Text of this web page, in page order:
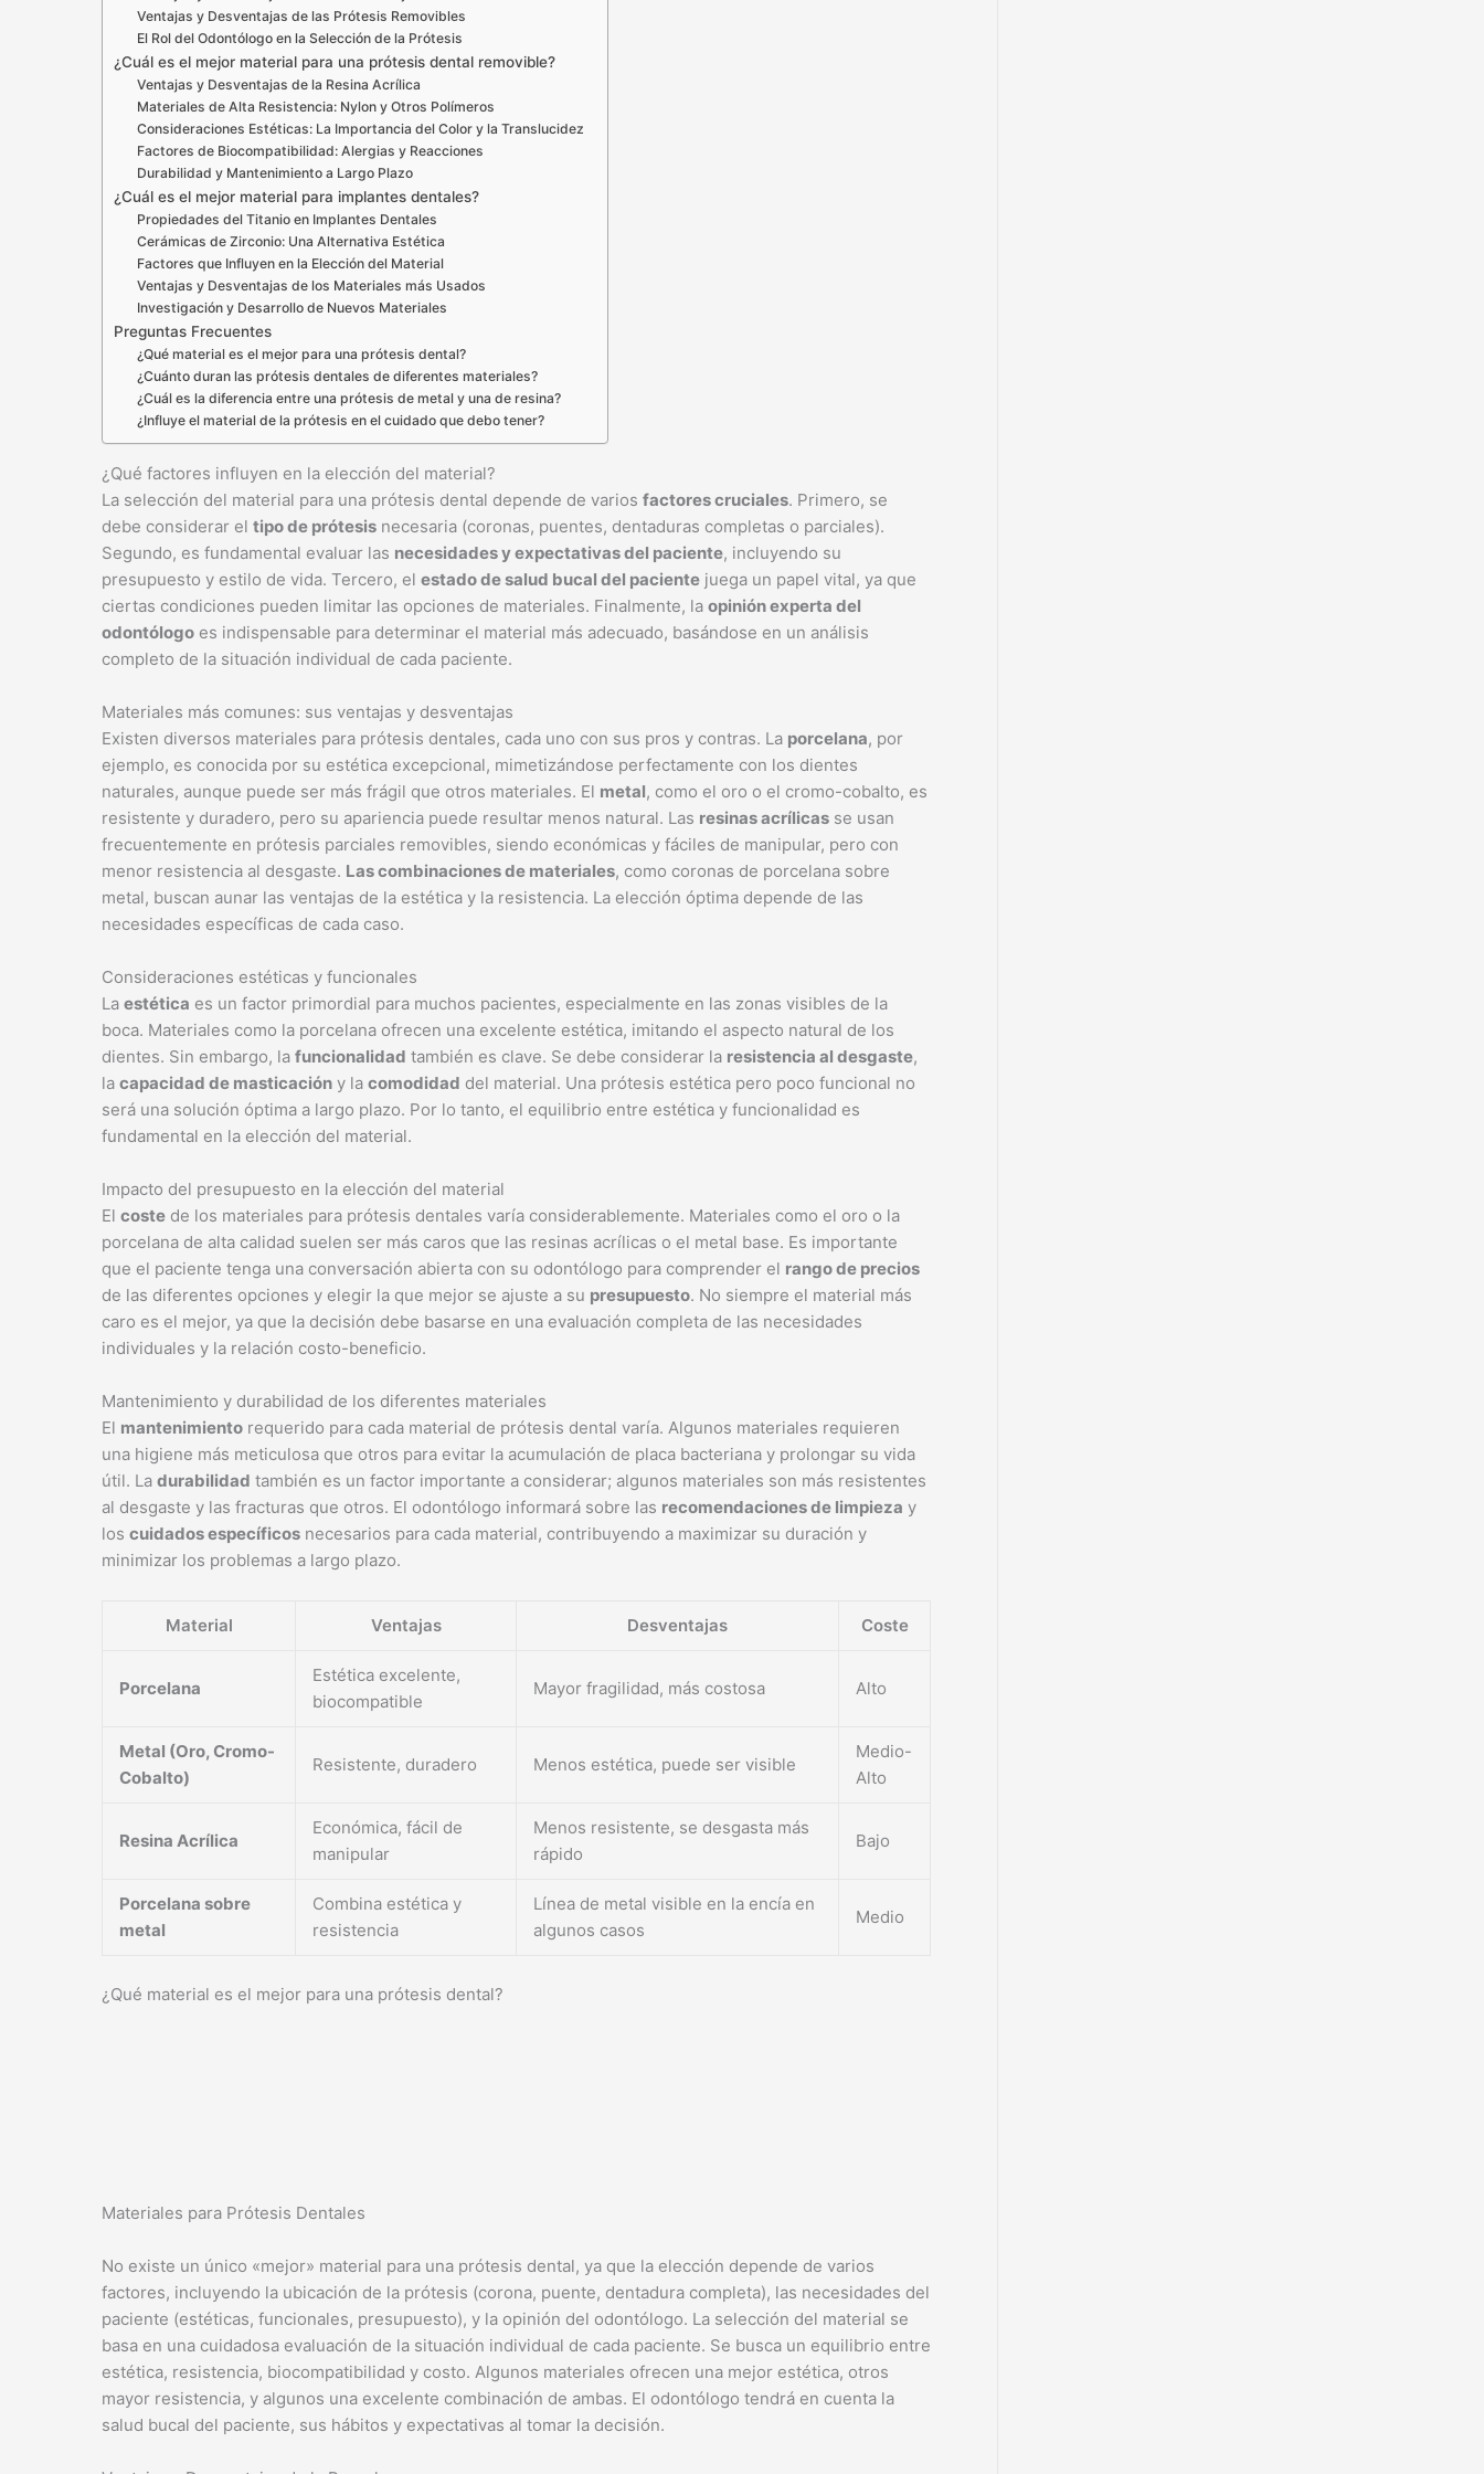
Ventajas y Desventajas de las Prótesis Removibles
El Rol del Odontólogo en la Selección de la Prótesis
¿Cuál es el mejor material para una prótesis dental removible?
Ventajas y Desventajas de la Resina Acrílica
Materiales de Alta Resistencia: Nylon y Otros Polímeros
Consideraciones Estéticas: La Importancia del Color y la Translucidez
Factores de Biocompatibilidad: Alergias y Reacciones
Durabilidad y Mantenimiento a Largo Plazo
¿Cuál es el mejor material para implantes dentales?
Propiedades del Titanio en Implantes Dentales
Cerámicas de Zirconio: Una Alternativa Estética
Factores que Influyen en la Elección del Material
Ventajas y Desventajas de los Materiales más Usados
Investigación y Desarrollo de Nuevos Materiales
Preguntas Frecuentes
¿Qué material es el mejor para una prótesis dental?
¿Cuánto duran las prótesis dentales de diferentes materiales?
¿Cuál es la diferencia entre una prótesis de metal y una de resina?
¿Influye el material de la prótesis en el cuidado que debo tener?
¿Qué factores influyen en la elección del material?
La selección del material para una prótesis dental depende de varios factores cruciales. Primero, se
debe considerar el tipo de prótesis necesaria (coronas, puentes, dentaduras completas o parciales).
Segundo, es fundamental evaluar las necesidades y expectativas del paciente, incluyendo su
presupuesto y estilo de vida. Tercero, el estado de salud bucal del paciente juega un papel vital, ya que
ciertas condiciones pueden limitar las opciones de materiales. Finalmente, la opinión experta del
odontólogo es indispensable para determinar el material más adecuado, basándose en un análisis
completo de la situación individual de cada paciente.
Materiales más comunes: sus ventajas y desventajas
Existen diversos materiales para prótesis dentales, cada uno con sus pros y contras. La porcelana, por
ejemplo, es conocida por su estética excepcional, mimetizándose perfectamente con los dientes
naturales, aunque puede ser más frágil que otros materiales. El metal, como el oro o el cromo-cobalto, es
resistente y duradero, pero su apariencia puede resultar menos natural. Las resinas acrílicas se usan
frecuentemente en prótesis parciales removibles, siendo económicas y fáciles de manipular, pero con
menor resistencia al desgaste. Las combinaciones de materiales, como coronas de porcelana sobre
metal, buscan aunar las ventajas de la estética y la resistencia. La elección óptima depende de las
necesidades específicas de cada caso.
Consideraciones estéticas y funcionales
La estética es un factor primordial para muchos pacientes, especialmente en las zonas visibles de la
boca. Materiales como la porcelana ofrecen una excelente estética, imitando el aspecto natural de los
dientes. Sin embargo, la funcionalidad también es clave. Se debe considerar la resistencia al desgaste,
la capacidad de masticación y la comodidad del material. Una prótesis estética pero poco funcional no
será una solución óptima a largo plazo. Por lo tanto, el equilibrio entre estética y funcionalidad es
fundamental en la elección del material.
Impacto del presupuesto en la elección del material
El coste de los materiales para prótesis dentales varía considerablemente. Materiales como el oro o la
porcelana de alta calidad suelen ser más caros que las resinas acrílicas o el metal base. Es importante
que el paciente tenga una conversación abierta con su odontólogo para comprender el rango de precios
de las diferentes opciones y elegir la que mejor se ajuste a su presupuesto. No siempre el material más
caro es el mejor, ya que la decisión debe basarse en una evaluación completa de las necesidades
individuales y la relación costo-beneficio.
Mantenimiento y durabilidad de los diferentes materiales
El mantenimiento requerido para cada material de prótesis dental varía. Algunos materiales requieren
una higiene más meticulosa que otros para evitar la acumulación de placa bacteriana y prolongar su vida
útil. La durabilidad también es un factor importante a considerar; algunos materiales son más resistentes
al desgaste y las fracturas que otros. El odontólogo informará sobre las recomendaciones de limpieza y
los cuidados específicos necesarios para cada material, contribuyendo a maximizar su duración y
minimizar los problemas a largo plazo.
Material Ventajas Desventajas Coste
Porcelana
Estética excelente,
biocompatible
Mayor fragilidad, más costosa Alto
Metal (Oro, Cromo-
Cobalto)
Resistente, duradero Menos estética, puede ser visible
Medio-
Alto
Resina Acrílica
Económica, fácil de
manipular
Menos resistente, se desgasta más
rápido
Bajo
Porcelana sobre
metal
Combina estética y
resistencia
Línea de metal visible en la encía en
algunos casos
Medio
¿Qué material es el mejor para una prótesis dental?
Materiales para Prótesis Dentales
No existe un único «mejor» material para una prótesis dental, ya que la elección depende de varios
factores, incluyendo la ubicación de la prótesis (corona, puente, dentadura completa), las necesidades del
paciente (estéticas, funcionales, presupuesto), y la opinión del odontólogo. La selección del material se
basa en una cuidadosa evaluación de la situación individual de cada paciente. Se busca un equilibrio entre
estética, resistencia, biocompatibilidad y costo. Algunos materiales ofrecen una mejor estética, otros
mayor resistencia, y algunos una excelente combinación de ambas. El odontólogo tendrá en cuenta la
salud bucal del paciente, sus hábitos y expectativas al tomar la decisión.